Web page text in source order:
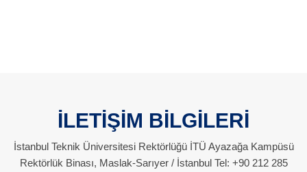
İLETİŞİM BİLGİLERİ
İstanbul Teknik Üniversitesi Rektörlüğü İTÜ Ayazağa Kampüsü
Rektörlük Binası, Maslak-Sarıyer / İstanbul Tel: +90 212 285